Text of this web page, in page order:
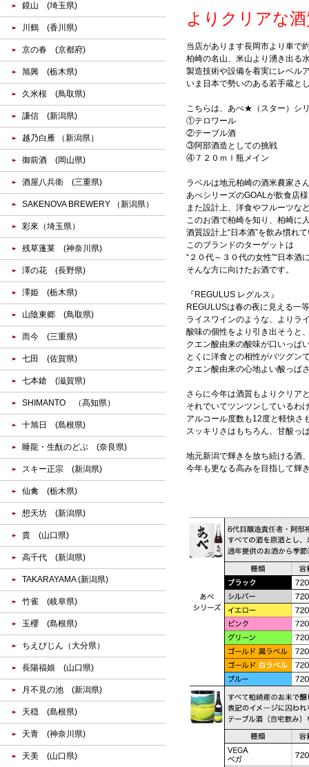
よりクリアな
当店があります長岡市より車で
柏崎の名山、米山より湧き出る
製造技術や設備を着実にレベル
いま日本で勢いのある若手蔵と
こちらは、あべ★（スター）シ
①テロワール
②テーブル酒
③阿部酒造としての挑戦
④７２０ｍｌ瓶メイン
ラベルは地元柏崎の酒米農家さ
あべシリーズのGOALが飲食店
また設計上、洋食やフルーツな
このお酒で柏崎を知り、柏崎に
酒質設計上“日本酒”を飲み慣れ
このブランドのターゲットは
“２０代～３０代の女性”“日本酒
そんな方に向けたお酒です。
『REGULUS レグルス』
REGULUSは春の夜に見える一
ライスワインのような、よりラ
酸味の個性をより引き出そうと
クエン酸由来の酸味が口いっぱ
とくに洋食との相性がバツグン
クエン酸由来の心地よい酸っぱ
さらに今年は酒質もよりクリア
それでいてツンツンしているわ
アルコール度数も12度と軽快さ
スッキリさはもちろん、甘酸っ
地元新潟で輝きを放ち続ける酒
今年も更なる高みを目指して輝
鏡山 (埼玉県)
川鶴 (香川県)
京の春 (京都府)
旭興 (栃木県)
久米桜 (鳥取県)
謙信 (新潟県)
越乃白雁 （新潟県）
御前酒 (岡山県)
酒屋八兵衛 (三重県)
SAKENOVA BREWERY （新潟県）
彩來（埼玉県）
残草蓬莱 (神奈川県)
澤の花 (長野県)
澤姫 (栃木県)
山陰東郷 (鳥取県)
而今 (三重県)
七田 (佐賀県)
七本鎗 (滋賀県)
SHIMANTO （高知県）
十旭日 (島根県)
睡龍・生酛のどぶ (奈良県)
スキー正宗 (新潟県)
仙禽 (栃木県)
想天坊 (新潟県)
貴 (山口県)
高千代 (新潟県)
TAKARAYAMA (新潟県)
竹雀 (岐阜県)
玉櫻 (島根県)
ちえびじん（大分県）
長陽福娘 (山口県)
月不見の池 (新潟県)
天穏 (島根県)
天青 (神奈川県)
天美 (山口県)